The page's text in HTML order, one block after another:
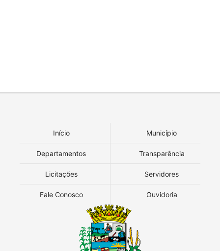
Início Município
Departamentos Transparência
Licitações Servidores
Fale Conosco Ouvidoria